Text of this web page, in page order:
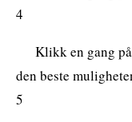
4
Klikk en gang
den beste
5